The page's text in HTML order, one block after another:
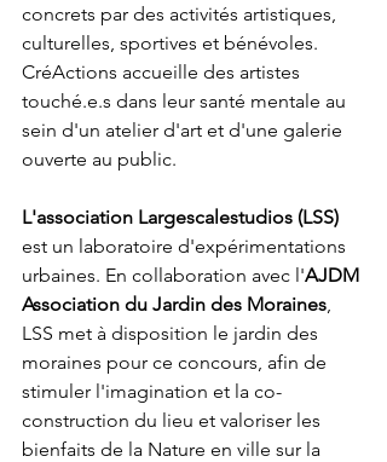
concrets par des activités artistiques,
culturelles, sportives et bénévoles.
CréActions accueille des artistes
touché.e.s dans leur santé mentale au
sein d'un atelier d'art et d'une galerie
ouverte au public.
L'association Largescalestudios (LSS)
est un laboratoire d'expérimentations
urbaines. En collaboration avec l'AJDM
Association du Jardin des Moraines
LSS met à disposition le jardin des
moraines pour ce concours, afin de
stimuler l'imagination et la co-
construction du lieu et valoriser les
bienfaits de la Nature en ville sur la